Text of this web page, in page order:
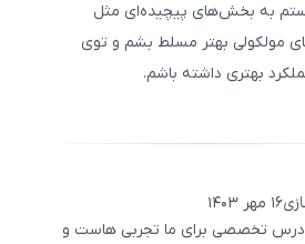
به بخش‌های پیچیده‌ای مثل
مولکولی بهتر مسلط بشم و توی
بهتری داشته باشم.
۱۶ مهر ۱۴۰۳
تخصصی برای ما تجربی هاست و